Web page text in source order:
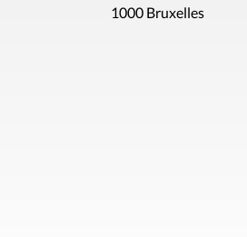
1000 Bruxelles